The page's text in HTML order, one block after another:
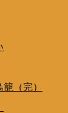
（完）